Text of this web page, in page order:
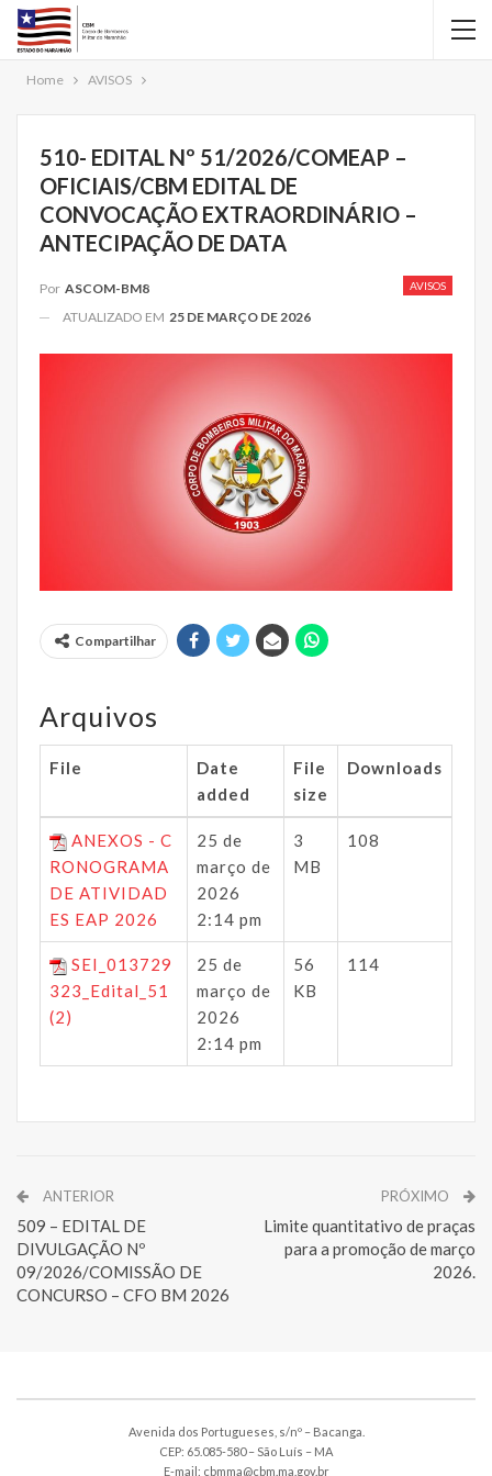
Home AVISOS
510- EDITAL Nº 51/2026/COMEAP –
OFICIAIS/CBM EDITAL DE
CONVOCAÇÃO EXTRAORDINÁRIO –
ANTECIPAÇÃO DE DATA
AVISOS
Por ASCOM-BM8
ATUALIZADO EM 25 DE MARÇO DE 2026
Compartilhar
Arquivos
File
Date
added
File
size
Downloads
ANEXOS - C
RONOGRAMA
DE ATIVIDAD
ES EAP 2026
25 de
março de
2026
2:14 pm
3
MB
108
SEI_013729
323_Edital_51
(2)
25 de
março de
2026
2:14 pm
56
KB
114
ANTERIOR
509 – EDITAL DE
DIVULGAÇÃO Nº
09/2026/COMISSÃO DE
CONCURSO – CFO BM 2026
PRÓXIMO
Limite quantitativo de praças
para a promoção de março
2026.
Avenida dos Portugueses, s/nº – Bacanga.
CEP: 65.085-580 – São Luís – MA
E-mail: cbmma@cbm.ma.gov.br